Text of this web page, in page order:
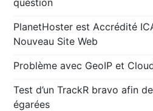
PlanetHoster est Accrédité
Nouveau Site Web
Problème avec GeoIP et
Test d’un TrackR bravo afin
égarées